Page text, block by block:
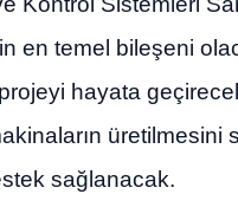
en temel bileşeni
hayata
sağlanacak.